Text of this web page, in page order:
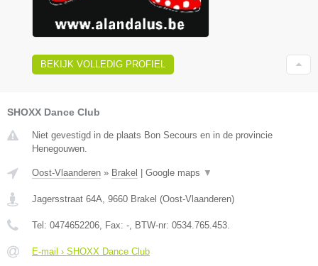
BEKIJK VOLLEDIG PROFIEL
SHOXX Dance Club
Niet gevestigd in de plaats Bon Secours en in de provincie
Henegouwen.
Oost-Vlaanderen » Brakel | Google maps ▼
Jagersstraat 64A 9660 Brakel (Oost-Vlaanderen)
Tel: 0474652206 , Fax: - , BTW-nr: 0534.765.453.
E-mail › SHOXX Dance Club